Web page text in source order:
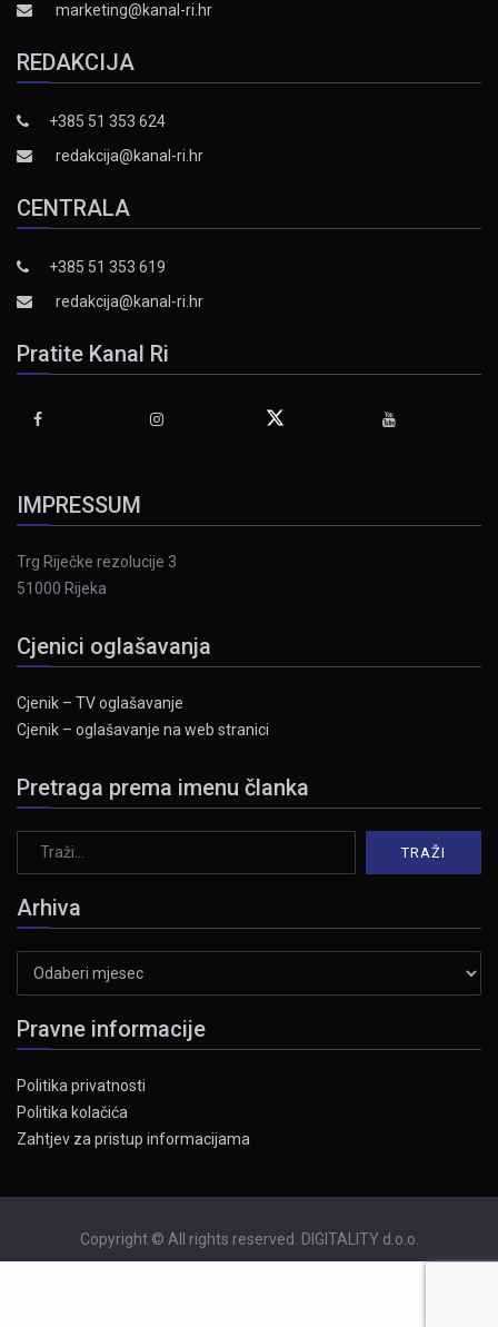
marketing@kanal-ri.hr
REDAKCIJA
+385 51 353 624
redakcija@kanal-ri.hr
CENTRALA
+385 51 353 619
redakcija@kanal-ri.hr
Pratite Kanal Ri
IMPRESSUM
Trg Riječke rezolucije 3
51000 Rijeka
Cjenici oglašavanja
Cjenik – TV oglašavanje
Cjenik – oglašavanje na web stranici
Pretraga prema imenu članka
Arhiva
Pravne informacije
Politika privatnosti
Politika kolačića
Zahtjev za pristup informacijama
Copyright © All rights reserved. DIGITALITY d.o.o.